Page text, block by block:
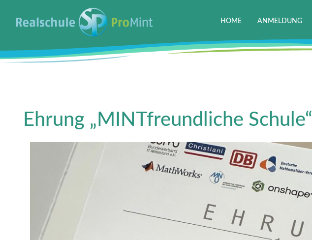
HOME ANMELDUNG
Ehrung „MINTfreundliche Schule“